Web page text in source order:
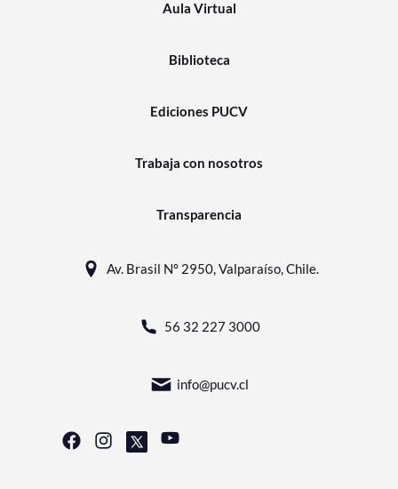
Aula Virtual
Biblioteca
Ediciones PUCV
Trabaja con nosotros
Transparencia
Av. Brasil N° 2950, Valparaíso, Chile.
56 32 227 3000
info@pucv.cl